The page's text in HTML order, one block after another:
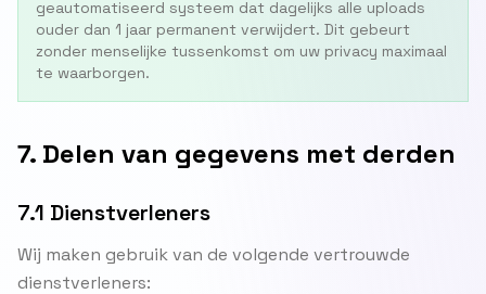
geautomatiseerd systeem dat dagelijks alle uploads
ouder dan 1 jaar permanent verwijdert. Dit gebeurt
zonder menselijke tussenkomst om uw privacy maximaal
te waarborgen.
7. Delen van gegevens met derden
7.1 Dienstverleners
Wij maken gebruik van de volgende vertrouwde
dienstverleners: